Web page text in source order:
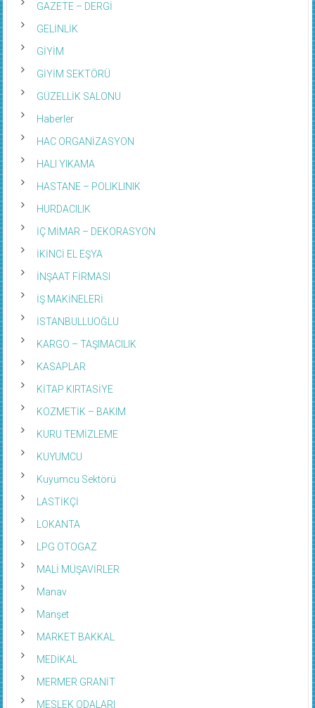
GAZETE – DERGİ
GELİNLİK
GİYİM
GİYİM SEKTÖRÜ
GÜZELLİK SALONU
Haberler
HAC ORGANİZASYON
HALI YIKAMA
HASTANE – POLIKLINIK
HURDACILIK
İÇ MİMAR – DEKORASYON
İKİNCİ EL EŞYA
İNŞAAT FİRMASI
İŞ MAKİNELERİ
İSTANBULLUOĞLU
KARGO – TAŞIMACILIK
KASAPLAR
KİTAP KIRTASİYE
KOZMETİK – BAKIM
KURU TEMİZLEME
KUYUMCU
Kuyumcu Sektörü
LASTİKÇİ
LOKANTA
LPG OTOGAZ
MALİ MÜŞAVİRLER
Manav
Manşet
MARKET BAKKAL
MEDİKAL
MERMER GRANİT
MESLEK ODALARI